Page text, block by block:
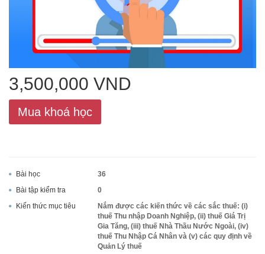
ACCA
MOS
3,500,000 VND
Mua khoá học
Bài học
36
Bài tập kiểm tra
0
Kiến thức mục tiêu
Nắm được các kiến thức về các sắc thuế: (i)
thuế Thu nhập Doanh Nghiệp, (ii) thuế Giá Trị
Gia Tăng, (iii) thuế Nhà Thầu Nước Ngoài, (iv)
thuế Thu Nhập Cá Nhân và (v) các quy định về
Quản Lý thuế